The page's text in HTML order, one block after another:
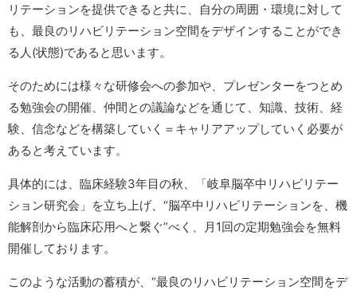
リテーションを提供できると共に、自分の周囲・環境に対して
も、最良のリハビリテーション空間をデザインすることができ
る人(状態)であると思います。
そのためには様々な研修会への参加や、プレゼンターをつとめ
る勉強会の開催、仲間との議論などを通じて、知識、技術、経
験、信念などを構築していく＝キャリアアップしていく必要が
あると考えています。
具体的には、臨床経験3年目の秋、「岐阜脳卒中リハビリテー
ション研究会」を立ち上げ、“脳卒中リハビリテーションを、機
能解剖から臨床応用へと繋ぐ”べく、月1回の定期勉強会を無料
開催しております。
このような活動の蓄積が、“最良のリハビリテーション空間をデ